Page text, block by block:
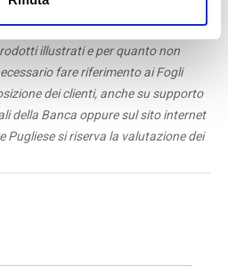
promozionale. Per le
illustrati e per quanto non
fare riferimento ai Fogli
dei clienti, anche su supporto
della Banca oppure sul sito internet
Pugliese si riserva la valutazione dei